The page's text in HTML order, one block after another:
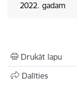
2022. gadam
Drukāt lapu
Dalīties